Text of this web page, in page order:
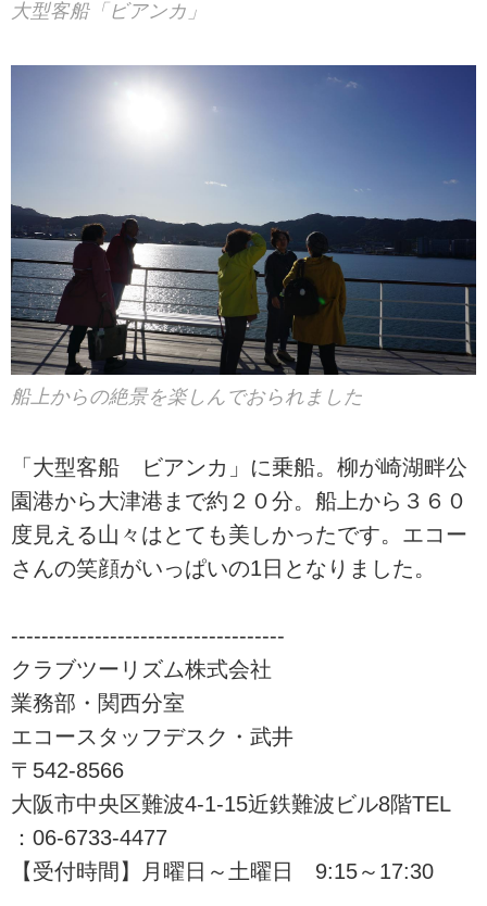
大型客船「ビアンカ」
船上からの絶景を楽しんでおられました
「大型客船 ビアンカ」に乗船。柳が崎湖畔公
園港から大津港まで約２０分。船上から３６０
度見える山々はとても美しかったです。エコー
さんの笑顔がいっぱいの1日となりました。
------------------------------------
クラブツーリズム株式会社
業務部・関西分室
エコースタッフデスク・武井
〒542-8566
大阪市中央区難波4-1-15近鉄難波ビル8階TEL
：06-6733-4477
【受付時間】月曜日～土曜日 9:15～17:30